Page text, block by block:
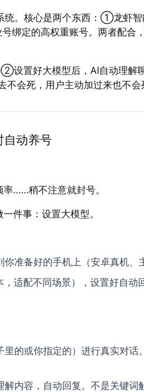
统。核心是两个东西：①龙虾
定的高权重账号。两者配合，
设置好大模型后，AI自动理
会死，用户主动加过来也不会
自动养号
……稍不注意就封号。
件事：设置大模型。
准备好的手机上（安卓真机、
适配不同场景），设置好自动
的或你指定的）进行真实对话
内容，自动回复。不是关键词